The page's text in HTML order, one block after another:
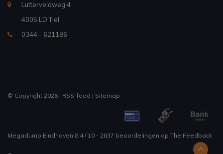
Lutterveldweg 4
4005 LD Tiel
0344 - 621186
© Copyright 2026 | RSS-feed | Sitemap
Megadump Eindhoven 8.4/ 10 - 2837 beoordelingen op The Feedback